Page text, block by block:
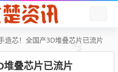
造芯！全国产3D堆叠芯片已流片
堆叠芯片已流片